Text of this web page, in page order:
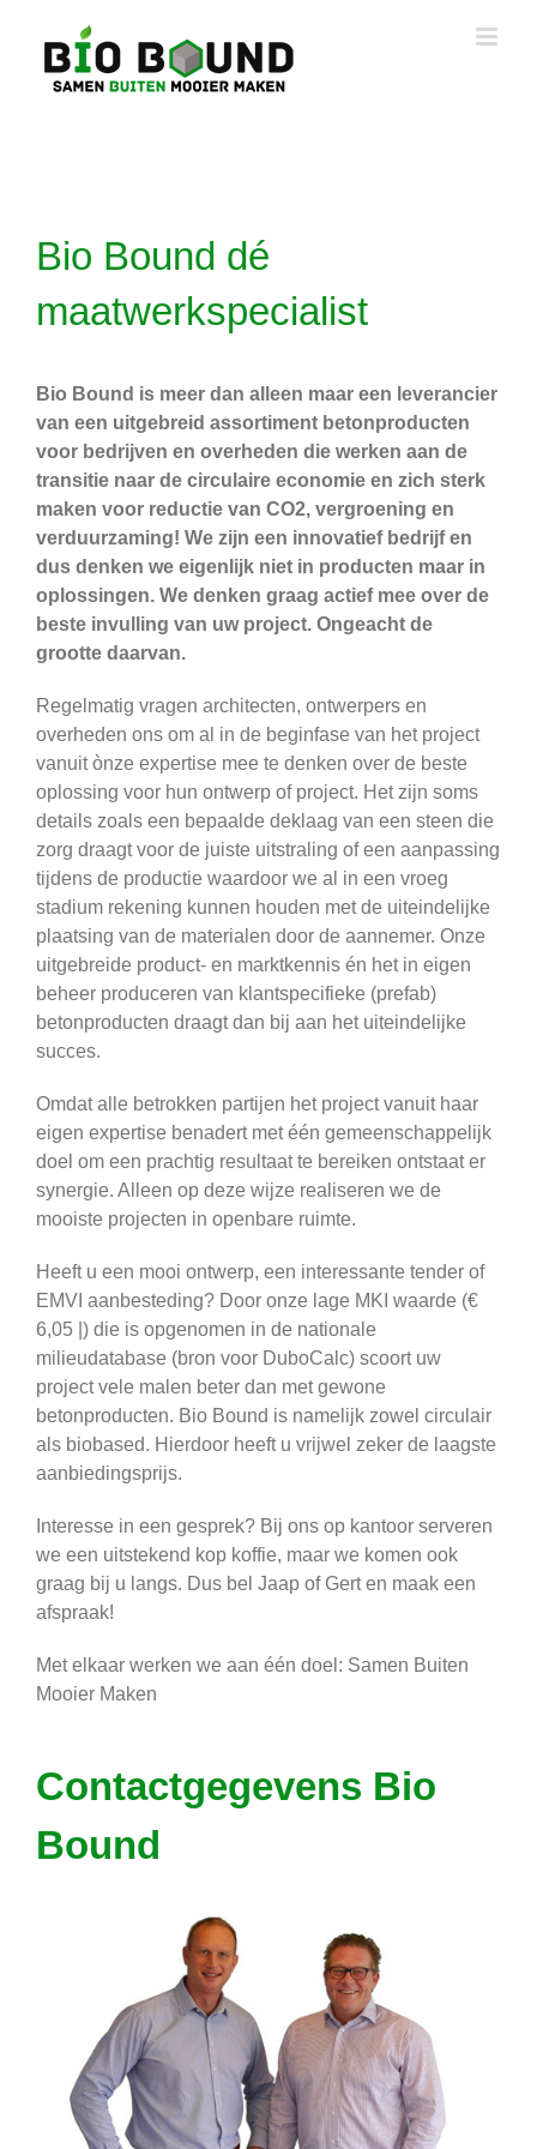
inhoud
Bio Bound dé
maatwerkspecialist
Bio Bound is meer dan alleen maar een leverancier
van een uitgebreid assortiment betonproducten
voor bedrijven en overheden die werken aan de
transitie naar de circulaire economie en zich sterk
maken voor reductie van CO2, vergroening en
verduurzaming! We zijn een innovatief bedrijf en
dus denken we eigenlijk niet in producten maar in
oplossingen. We denken graag actief mee over de
beste invulling van uw project. Ongeacht de
grootte daarvan.
Regelmatig vragen architecten, ontwerpers en
overheden ons om al in de beginfase van het project
vanuit ònze expertise mee te denken over de beste
oplossing voor hun ontwerp of project. Het zijn soms
details zoals een bepaalde deklaag van een steen die
zorg draagt voor de juiste uitstraling of een aanpassing
tijdens de productie waardoor we al in een vroeg
stadium rekening kunnen houden met de uiteindelijke
plaatsing van de materialen door de aannemer. Onze
uitgebreide product- en marktkennis én het in eigen
beheer produceren van klantspecifieke (prefab)
betonproducten draagt dan bij aan het uiteindelijke
succes.
Omdat alle betrokken partijen het project vanuit haar
eigen expertise benadert met één gemeenschappelijk
doel om een prachtig resultaat te bereiken ontstaat er
synergie. Alleen op deze wijze realiseren we de
mooiste projecten in openbare ruimte.
Heeft u een mooi ontwerp, een interessante tender of
EMVI aanbesteding? Door onze lage MKI waarde (€
6,05 |) die is opgenomen in de nationale
milieudatabase (bron voor DuboCalc) scoort uw
project vele malen beter dan met gewone
betonproducten. Bio Bound is namelijk zowel circulair
als biobased. Hierdoor heeft u vrijwel zeker de laagste
aanbiedingsprijs.
Interesse in een gesprek? Bij ons op kantoor serveren
we een uitstekend kop koffie, maar we komen ook
graag bij u langs. Dus bel Jaap of Gert en maak een
afspraak!
Met elkaar werken we aan één doel: Samen Buiten
Mooier Maken
Contactgegevens Bio
Bound